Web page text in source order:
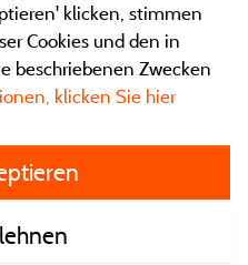
und Adressen
klicken, stimmen
Cookies und den in
beschriebenen Zwecken
klicken Sie hier